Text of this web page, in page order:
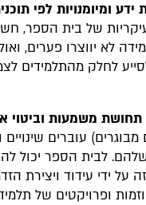
ומיומנויות לפי
של בית הספר,
לא יווצרו פערים,
לחלק מהתלמידים
משמעות וביטוי
מבוגרים) עוברים
לבית הספר יכול
על ידי עידוד ויצירת
ופרויקטים של